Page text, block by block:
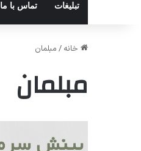
تبلیغات تماس با ما
خانه / مبلمان
مبلمان